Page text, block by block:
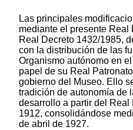
Las principales
mediante el presente Real
Real Decreto 1432/1985,
con la distribución de las
Organismo autónomo en
papel de su Real
gobierno del Museo. Ello
tradición de autonomía de
desarrollo a partir del
1912, consolidándose
de abril de 1927.